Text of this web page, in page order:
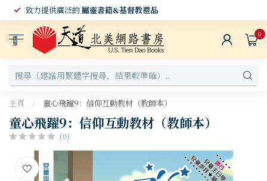
致力提供廣泛的屬靈書籍&基督教禮品
選
單
0
主頁 / 童心飛躍9：信仰互動教材（教師本）
童心飛躍9：信仰互動教材（教師本）
(0)